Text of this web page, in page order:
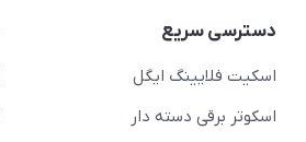
دسترسی سریع
اسکیت فلایینگ ایگل
اسکوتر برقی دسته دار